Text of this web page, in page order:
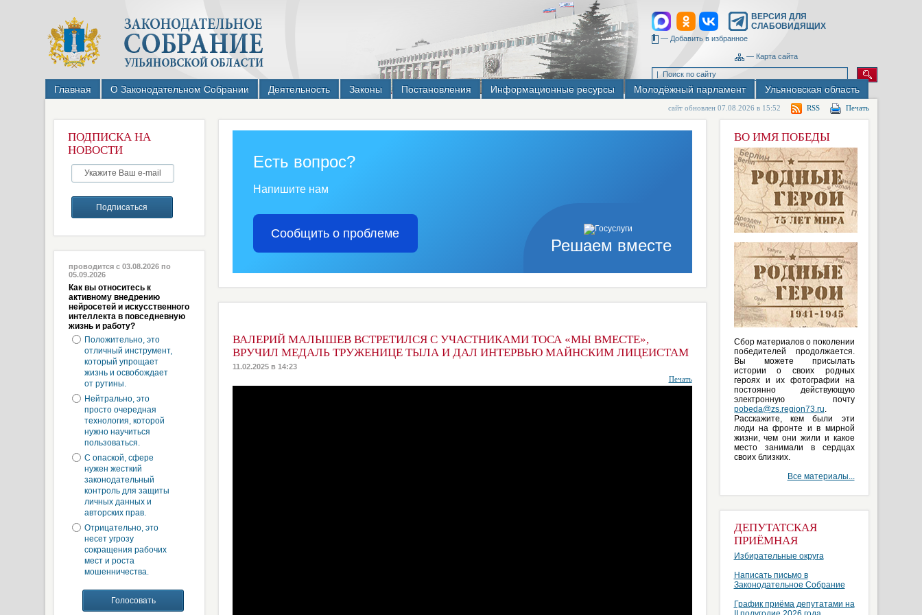
ВЕРСИЯ ДЛЯ
СЛАБОВИДЯЩИХ
— Добавить в избранное
— Карта сайта
Главная О Законодательном Собрании Деятельность Законы Постановления Информационные ресурсы Молодёжный парламент Ульяновская область
сайт обновлен 07.08.2026 в 15:52 RSS Печать
ПОДПИСКА НА
НОВОСТИ
проводится с 03.08.2026 по
05.09.2026
Как вы относитесь к
активному внедрению
нейросетей и искусственного
интеллекта в повседневную
жизнь и работу?
Положительно, это
отличный инструмент,
который упрощает
жизнь и освобождает
от рутины.
Нейтрально, это
просто очередная
технология, которой
нужно научиться
пользоваться.
С опаской, сфере
нужен жесткий
законодательный
контроль для защиты
личных данных и
авторских прав.
Отрицательно, это
несет угрозу
сокращения рабочих
мест и роста
мошенничества.
Решаем вместе
Есть вопрос?
Напишите нам
Сообщить о проблеме
ВАЛЕРИЙ МАЛЫШЕВ ВСТРЕТИЛСЯ С УЧАСТНИКАМИ ТОСА «МЫ ВМЕСТЕ»,
ВРУЧИЛ МЕДАЛЬ ТРУЖЕНИЦЕ ТЫЛА И ДАЛ ИНТЕРВЬЮ МАЙНСКИМ ЛИЦЕИСТАМ
11.02.2025 в 14:23
Печать
ВО ИМЯ ПОБЕДЫ
Сбор материалов о поколении
победителей продолжается.
Вы можете присылать
истории о своих родных
героях и их фотографии на
постоянно действующую
электронную почту
pobeda@zs.region73.ru.
Расскажите, кем были эти
люди на фронте и в мирной
жизни, чем они жили и какое
место занимали в сердцах
своих близких.
Все материалы...
ДЕПУТАТСКАЯ
ПРИЁМНАЯ
Избирательные округа
Написать письмо в
Законодательное Собрание
График приёма депутатами на